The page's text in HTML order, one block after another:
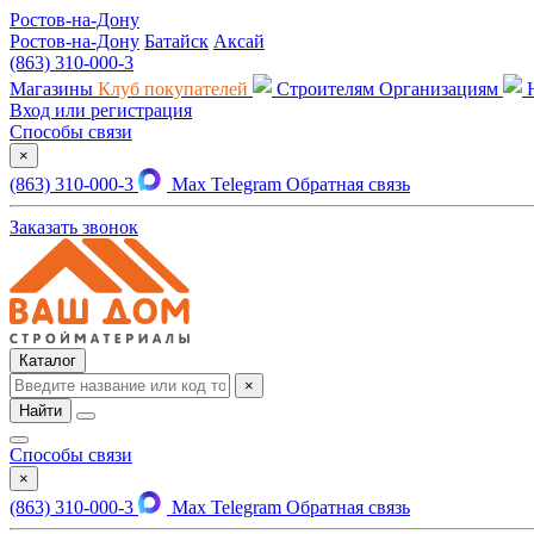
Ростов-на-Дону
Ростов-на-Дону Батайск Аксай
(863) 310-000-3
Магазины Клуб покупателей Строителям Организациям
Вход или регистрация
Способы связи
×
(863) 310-000-3 Max Telegram Обратная связь
Заказать звонок
Каталог
×
Найти
Способы связи
×
(863) 310-000-3 Max Telegram Обратная связь